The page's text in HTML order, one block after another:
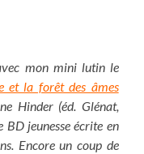
mon mini lutin le
et la forêt des âmes
Hinder (éd. Glénat,
jeunesse écrite en
Encore un coup de